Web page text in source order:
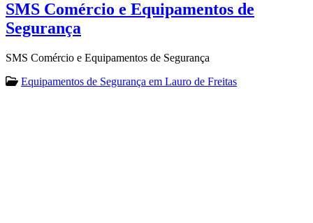
SMS Comércio e Equipamentos de
Segurança
SMS Comércio e Equipamentos de Segurança
Equipamentos de Segurança em Lauro de Freitas